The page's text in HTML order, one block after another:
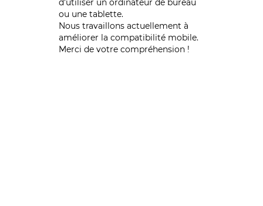
d'utiliser un ordinateur de bureau
ou une tablette.
Nous travaillons actuellement à
améliorer la compatibilité mobile.
Merci de votre compréhension !